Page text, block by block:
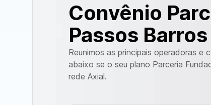
Convênio
Passos
Reunimos as principais operadoras e
abaixo se o seu plano Parceria
rede Axial.